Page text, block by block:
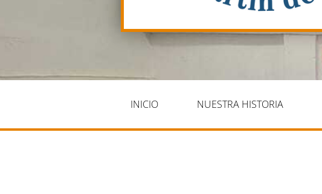
INICIO NUESTRA HISTORIA